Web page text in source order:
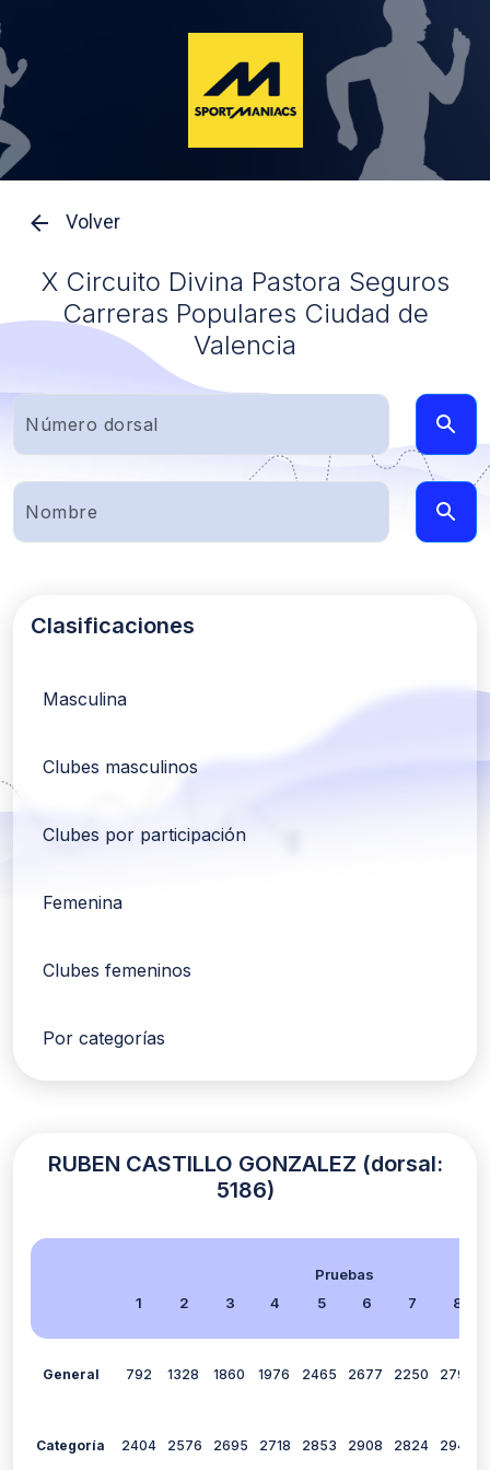
Volver
X Circuito Divina Pastora Seguros
Carreras Populares Ciudad de
Valencia
Clasificaciones
Masculina
Clubes masculinos
Clubes por participación
Femenina
Clubes femeninos
Por categorías
RUBEN CASTILLO GONZALEZ (dorsal:
5186)
Pruebas
1
2 3 4 5 6 7 8
General 792 1328 1860 1976 2465 2677 2250 2797
Categoría 2404 2576 2695 2718 2853 2908 2824 2940